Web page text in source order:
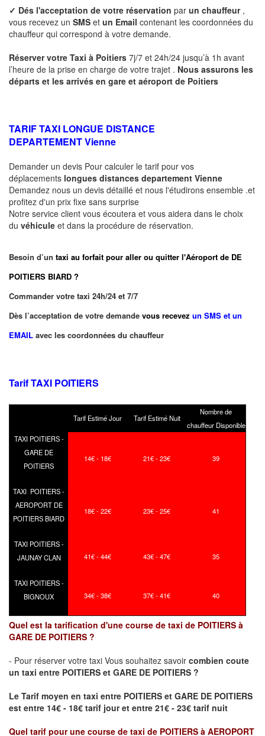
✓ Dés l'acceptation de votre réservation par un chauffeur ,
vous recevez un SMS et un Email contenant les coordonnées du
chauffeur qui correspond à votre demande.
Réserver votre Taxi à Poitiers 7j/7 et 24h/24 jusqu’à 1h avant
l’heure de la prise en charge de votre trajet . Nous assurons les
départs et les arrivés en gare et aéroport de Poitiers
TARIF TAXI LONGUE DISTANCE
DEPARTEMENTVienne
Demander un devis Pour calculer le tarif pour vos
déplacements longues distances departement Vienne
Demandez nous un devis détaillé et nous l'étudirons ensemble .et
profitez d'un prix fixe sans surprise
Notre service client vous écoutera et vous aidera dans le choix
du véhicule et dans la procédure de réservation.
Besoin d’un taxi au forfait pour aller ou quitter l'Aéroport de DE
POITIERS BIARD ?
Commander votre taxi 24h/24 et 7/7
Dès l’acceptation de votre demande vous recevez un SMS et un
EMAIL avec les coordonnées du chauffeur
Tarif TAXI POITIERS
Tarif Estimé Jour Tarif Estimé Nuit
Nombre de
chauffeur Disponible
TAXI POITIERS -
GARE DE
POITIERS
14€ - 18€ 21€ - 23€ 39
TAXI POITIERS -
AEROPORT DE
POITIERS BIARD
18€ - 22€ 23€ - 25€ 41
TAXI POITIERS -
JAUNAY CLAN
41€ - 44€ 43€ - 47€ 35
TAXI POITIERS -
BIGNOUX
34€ - 38€ 37€ - 41€ 40
Quel est la tarification d'une course de taxi de POITIERS à
GARE DE POITIERS ?
- Pour réserver votre taxi Vous souhaitez savoir combien coute
un taxi entre POITIERS et GARE DE POITIERS ?
Le Tarif moyen en taxi entre POITIERS et GARE DE POITIERS
est entre 14€ - 18€ tarif jour et entre 21€ - 23€ tarif nuit
Quel tarif pour une course de taxi de POITIERS à AEROPORT